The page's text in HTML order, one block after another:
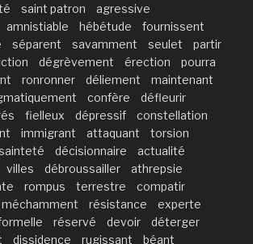
saint patron
agressive
amnistiable hébétude
fournissent
séparent savamment seulet
partir
dégrèvement érection
pourra
ronronner déliement
maintenant
confère
défleurir
fielleux dépressif
constellation
immigrant attaquant
torsion
décisionnaire
actualité
villes débroussailler
athrepsie
rompus terrestre
compatir
méchamment résistance
experte
réservé devoir
déterger
dissidence rugissant béant